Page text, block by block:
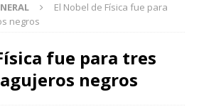
El Nobel de Física fue para
negros
fue para tres
negros